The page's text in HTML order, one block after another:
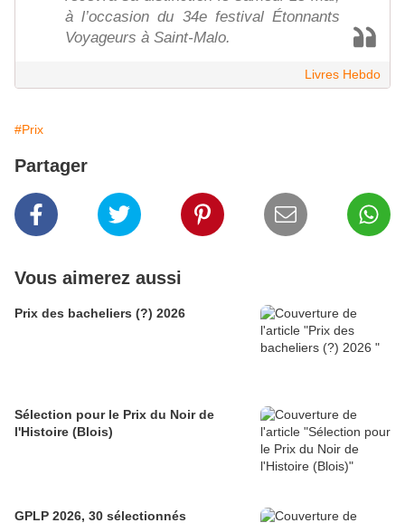
à l’occasion du 34e festival Étonnants
Voyageurs à Saint-Malo.
Livres Hebdo
#Prix
Partager
Vous aimerez aussi
Prix des bacheliers (?) 2026
Sélection pour le Prix du Noir de
l'Histoire (Blois)
GPLP 2026, 30 sélectionnés